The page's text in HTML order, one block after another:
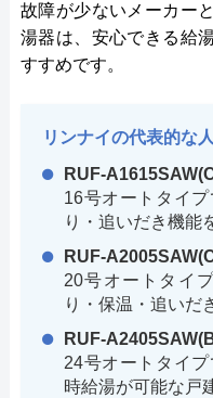
故障が少ないメーカー
湯器は、安心できる給
すすめです。
リンナイの代表的な
RUF-
16号オートタイ
り・追いだき機能
RUF-
20号オートタイ
り・保温・追いだ
RUF-
24号オートタイ
時給湯が可能な戸